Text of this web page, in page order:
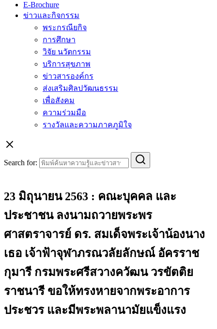
E-Brochure
ข่าวและกิจกรรม
พระกรณียกิจ
การศึกษา
วิจัย นวัตกรรม
บริการสุขภาพ
ข่าวสารองค์กร
ส่งเสริมศิลปวัฒนธรรม
เพื่อสังคม
ความร่วมมือ
รางวัลและความภาคภูมิใจ
Search for:
23 มิถุนายน 2563 : คณะบุคคล และ
ประชาชน ลงนามถวายพระพร
ศาสตราจารย์ ดร. สมเด็จพระเจ้าน้องนาง
เธอ เจ้าฟ้าจุฬาภรณวลัยลักษณ์ อัครราช
กุมารี กรมพระศรีสวางควัฒน วรขัตติย
ราชนารี ขอให้ทรงหายจากพระอาการ
ประชวร และมีพระพลานามัยแข็งแรง